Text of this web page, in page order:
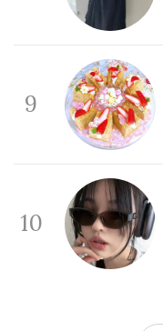
9
10